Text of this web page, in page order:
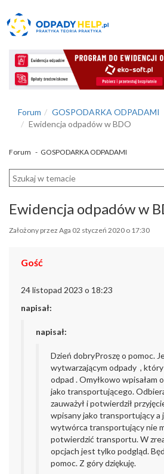
Forum
GOSPODARKA ODPADAMI
Ewidencja odpadów w BDO
Forum - GOSPODARKA ODPADAMI
Ewidencja odpadów w
Założony przez Aga 02 styczeń 2020 o 17:30
Gość
24 listopad 2023 o 18:23
napisał:
napisał:
Dzień dobryProszę o pomoc.
wytwarzającym odpady ,
odpad . Omyłkowo wpisałam
jako transportującego.
zauważył i potwierdził
wpisany jako transportujący a
wytwórca transportujący nie
potwierdzić transportu. W
opcjach jest tylko podgląd.
pomoc. Z góry dziękuję.